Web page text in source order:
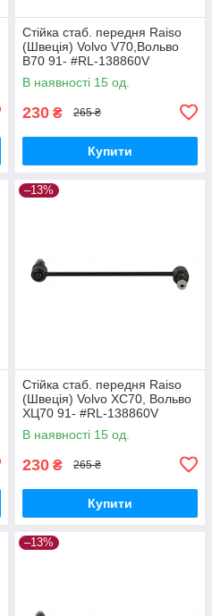
Стійка стаб. передня Raiso
(Швеція) Volvo V70,Вольво
В70 91- #RL-138860V
UAPVVRP17
В наявності 15 од.
230 ₴ 265 ₴
Купити
–13%
Стійка стаб. передня Raiso
(Швеція) Volvo XC70, Вольво
ХЦ70 91- #RL-138860V
UAPVVRP17
В наявності 15 од.
230 ₴ 265 ₴
Купити
–13%